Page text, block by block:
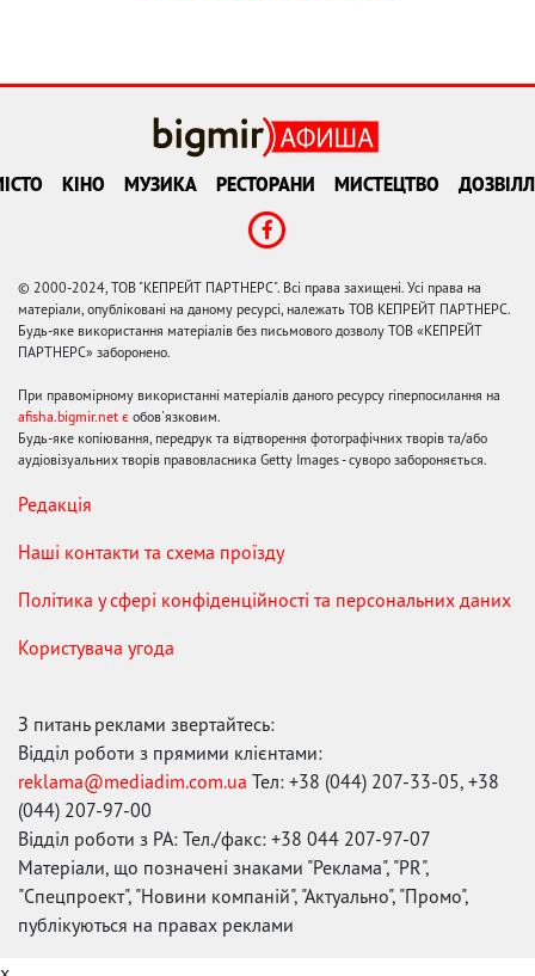
КІНО МУЗИКА РЕСТОРАНИ МИСТЕЦТВО
© 2000-2024, ТОВ "КЕПРЕЙТ ПАРТНЕРС". Всі права захищені. Усі права на
матеріали, опубліковані на даному ресурсі, належать ТОВ КЕПРЕЙТ ПАРТНЕРС.
Будь-яке використання матеріалів без письмового дозволу ТОВ «КЕПРЕЙТ
ПАРТНЕРС» заборонено.
При правомірному використанні матеріалів даного ресурсу гіперпосилання на
afisha.bigmir.net є обов'язковим.
Будь-яке копіювання, передрук та відтворення фотографічних творів та/або
аудіовізуальних творів правовласника Getty Images - суворо забороняється.
Редакція
Наші контакти та схема проїзду
Політика у сфері конфіденційності та персональних даних
Користувача угода
З питань реклами звертайтесь:
Відділ роботи з прямими клієнтами:
reklama@mediadim.com.ua Тел: +38 (044) 207-33-05, +38
(044) 207-97-00
Відділ роботи з РА: Тел./факс: +38 044 207-97-07
Матеріали, що позначені знаками "Реклама", "PR",
"Спецпроект", "Новини компаній", "Актуально", "Промо",
публікуються на правах реклами